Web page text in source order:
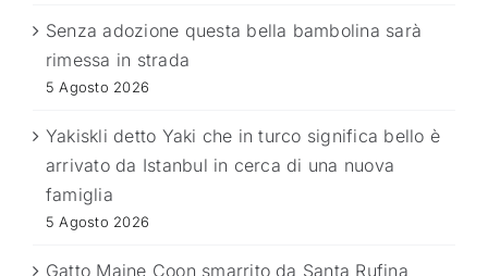
Senza adozione questa bella bambolina sarà
rimessa in strada
5 Agosto 2026
Yakiskli detto Yaki che in turco significa bello è
arrivato da Istanbul in cerca di una nuova
famiglia
5 Agosto 2026
Gatto Maine Coon smarrito da Santa Rufina